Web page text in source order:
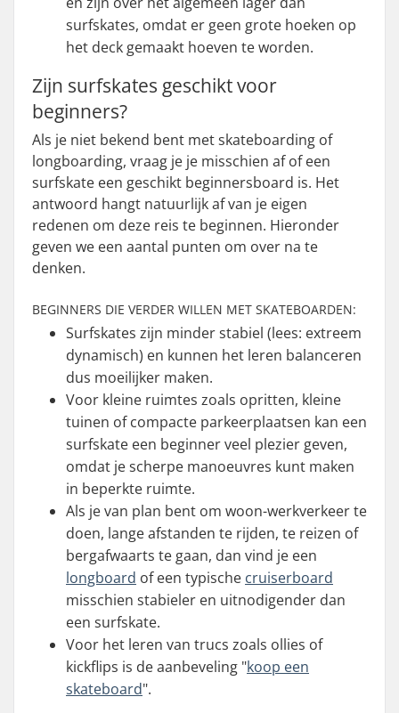
surfskates, omdat er geen grote hoeken op
het deck gemaakt hoeven te worden.
Zijn surfskates geschikt voor
beginners?
Als je niet bekend bent met skateboarding of
longboarding, vraag je je misschien af of een
surfskate een geschikt beginnersboard is. Het
antwoord hangt natuurlijk af van je eigen
redenen om deze reis te beginnen. Hieronder
geven we een aantal punten om over na te
denken.
BEGINNERS DIE VERDER WILLEN MET SKATEBOARDEN:
Surfskates zijn minder stabiel (lees: extreem
dynamisch) en kunnen het leren balanceren
dus moeilijker maken.
Voor kleine ruimtes zoals opritten, kleine
tuinen of compacte parkeerplaatsen kan een
surfskate een beginner veel plezier geven,
omdat je scherpe manoeuvres kunt maken
in beperkte ruimte.
Als je van plan bent om woon-werkverkeer te
doen, lange afstanden te rijden, te reizen of
bergafwaarts te gaan, dan vind je een
longboard of een typische cruiserboard
misschien stabieler en uitnodigender dan
een surfskate.
Voor het leren van trucs zoals ollies of
kickflips is de aanbeveling "koop een
skateboard".